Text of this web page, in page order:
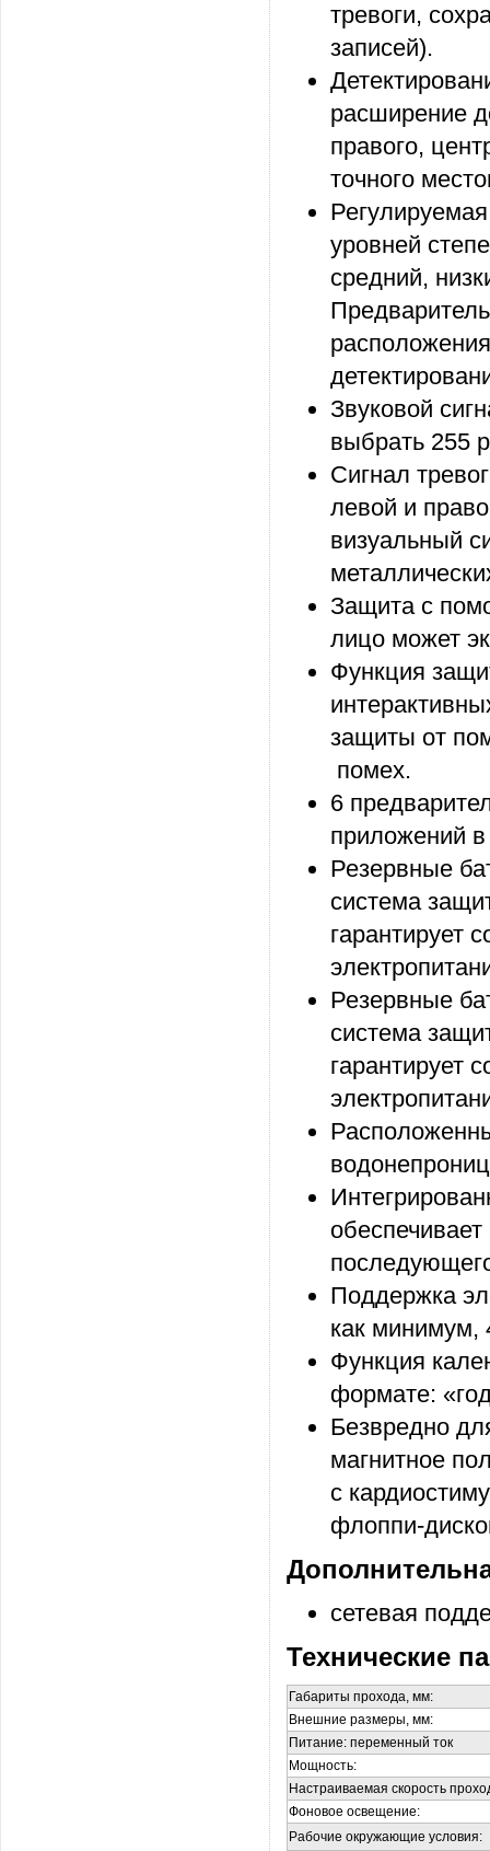
тревоги,
записей).
расширение
правого,
точного
уровней
средний,
Звуковой
выбрать 255
Сигнал
левой и
визуальный
Защита с
лицо может
Функция
защиты от
помех.
6
приложений
Резервные
система
гарантирует
Резервные
система
гарантирует
Поддержка
как минимум,
Функция
формате:
Безвредно
магнитное
с
флоппи-
сетевая
Технические
Габариты прохода, мм:
Внешние размеры, мм:
Питание: переменный ток
Мощность:
Настраиваемая скорость
Фоновое освещение:
Рабочие окружающие условия: